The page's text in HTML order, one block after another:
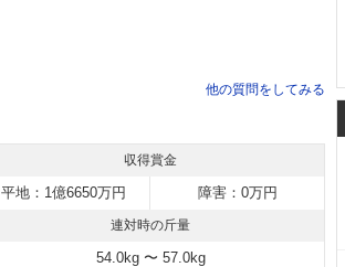
他の質問をしてみる
収得賞金
平地：1億6650万円 障害：0万円
連対時の斤量
54.0kg 〜 57.0kg